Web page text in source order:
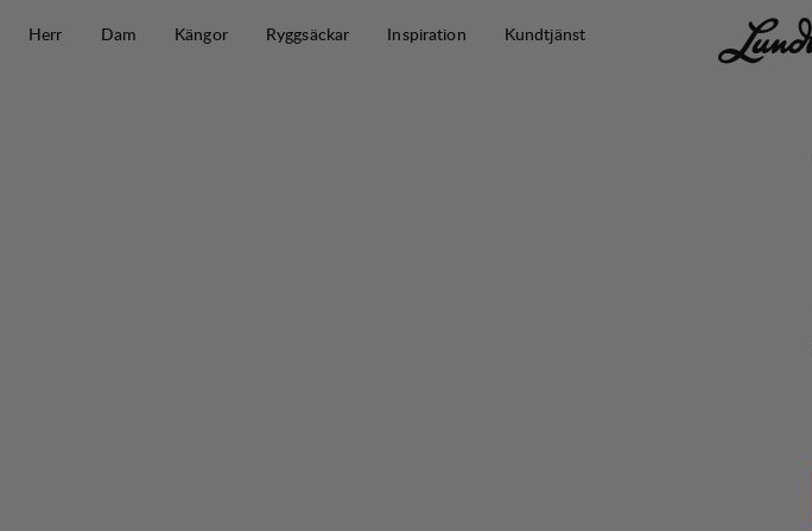
Herr
Dam Kängor Ryggsäckar Inspiration Kundtjänst